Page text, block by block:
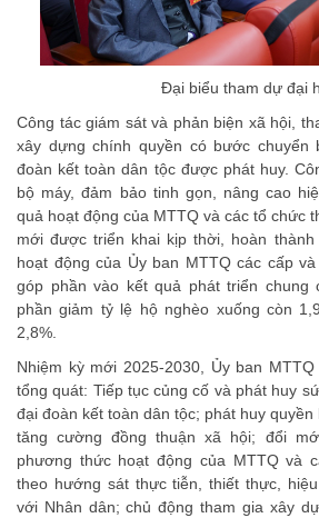
Đại biểu tham dự đại
Công tác giám sát và phản biện xã hội,
xây dựng chính quyền có bước chuyển
đoàn kết toàn dân tộc được phát huy.
bộ máy, đảm bảo tinh gọn, nâng cao
quả hoạt động của MTTQ và các tổ chức
mới được triển khai kịp thời, hoàn
hoạt động của Ủy ban MTTQ các cấp
góp phần vào kết quả phát triển chung
phần giảm tỷ lệ hộ nghèo xuống còn
2,8%.
Nhiệm kỳ mới 2025-2030, Ủy ban
tổng quát: Tiếp tục củng cố và phát huy
đại đoàn kết toàn dân tộc; phát huy
tăng cường đồng thuận xã hội; đổi
phương thức hoạt động của MTTQ và
theo hướng sát thực tiễn, thiết thực,
với Nhân dân; chủ động tham gia xây